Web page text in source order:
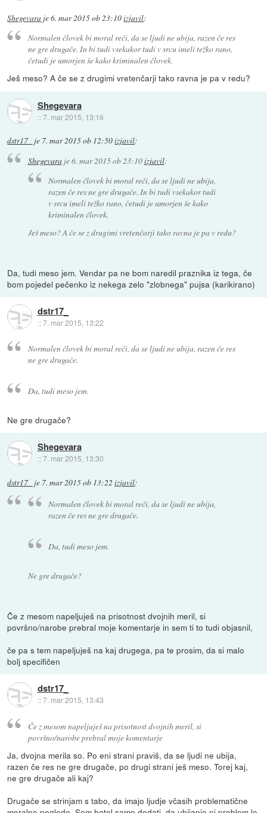
Shegevara je6. mar 2015 ob 23:10izjavil:
Normalen človek bi moral reči, da se ljudi ne ubija, razen če res
ne gre drugače. In bi tudi vsekakor tudi v srcu imeli težko rano,
četudi je umorjen še kako kriminalen človek.
Ješ meso? A če se z drugimi vretenčarji tako ravna je pa v redu?
Shegevara
::7. mar 2015, 13:16
dstr17_ je 7. mar 2015 ob 12:50izjavil:
Shegevaraje6. mar 2015 ob 23:10izjavil:
Normalen človek bi moral reči, da se ljudi ne ubija,
razen če res ne gre drugače. In bi tudi vsekakor tudi
v srcu imeli težko rano, četudi je umorjen še kako
kriminalen človek.
Ješ meso? A če se z drugimi vretenčarji tako ravna je pa v redu?
Da, tudi meso jem. Vendar pa ne bom naredil praznika iz tega, če
bom pojedel pečenko iz nekega zelo "zlobnega" pujsa (karikirano)
dstr17_
::7. mar 2015, 13:22
Normalen človek bi moral reči, da se ljudi ne ubija, razen če res
ne gre drugače.
Da, tudi meso jem.
Ne gre drugače?
Shegevara
::7. mar 2015, 13:30
dstr17_ je 7. mar 2015 ob 13:22 izjavil:
Normalen človek bi moral reči, da se ljudi ne ubija,
razen če res ne gre drugače.
Da, tudi meso jem.
Ne gre drugače?
Če z mesom napeljuješ na prisotnost dvojnih meril, si
površno/narobe prebral moje komentarje in sem ti to tudi objasnil,
če pa s tem napeljuješ na kaj drugega, pa te prosim, da si malo
bolj specifičen
dstr17_
::7. mar 2015, 13:43
Če z mesom napeljuješ na prisotnost dvojnih meril, si
površno/narobe prebral moje komentarje
Ja, dvojna merila so. Po eni strani praviš, da se ljudi ne ubija,
razen če res ne gre drugače, po drugi strani ješ meso. Torej kaj,
ne gre drugače ali kaj?
Drugače se strinjam s tabo, da imajo ljudje včasih problematične